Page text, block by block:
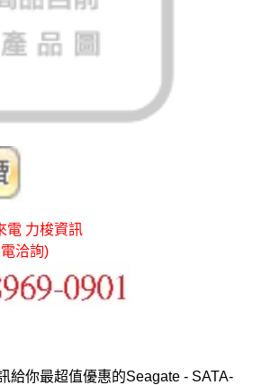
電 力梭資訊
洽詢)
給你最超值優惠的Seagate - SATA-